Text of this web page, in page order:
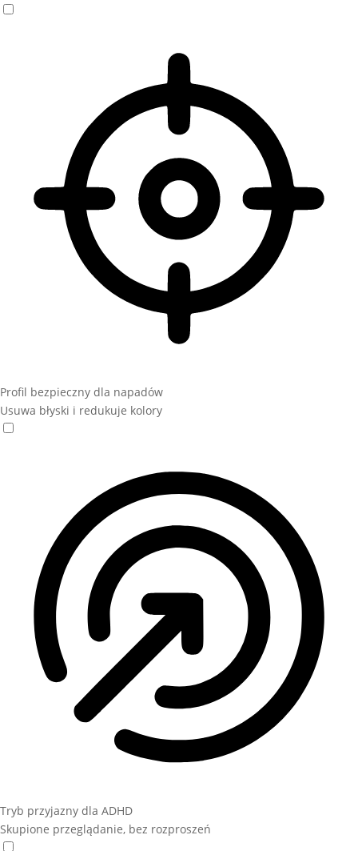
Profil bezpieczny dla napadów
Usuwa błyski i redukuje kolory
Tryb przyjazny dla ADHD
Skupione przeglądanie, bez rozproszeń